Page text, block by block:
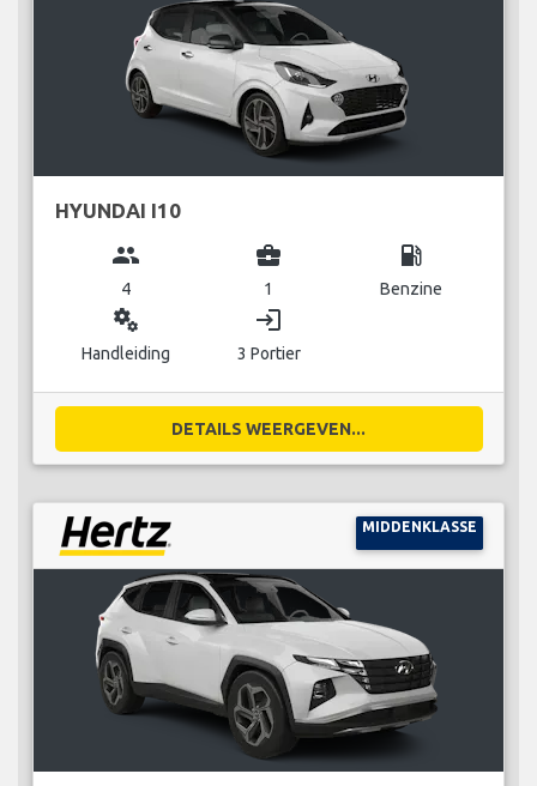
HYUNDAI I10
group
4
business_center
1
local_gas_station
Benzine
miscellaneous_services
Handleiding
login
3 Portier
DETAILS WEERGEVEN...
MIDDENKLASSE